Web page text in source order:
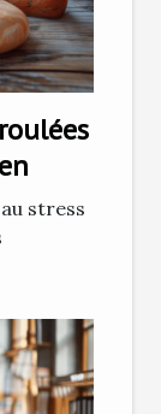
stress